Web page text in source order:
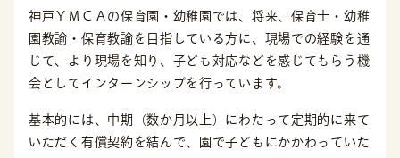
神戸ＹＭＣＡの保育園・幼稚園では、将来、保育士・幼稚
園教諭・保育教諭を目指している方に、現場での経験を通
じて、より現場を知り、子ども対応などを感じてもらう機
会としてインターンシップを行っています。
基本的には、中期（数か月以上）にわたって定期的に来て
いただく有償契約を結んで、園で子どもにかかわっていた